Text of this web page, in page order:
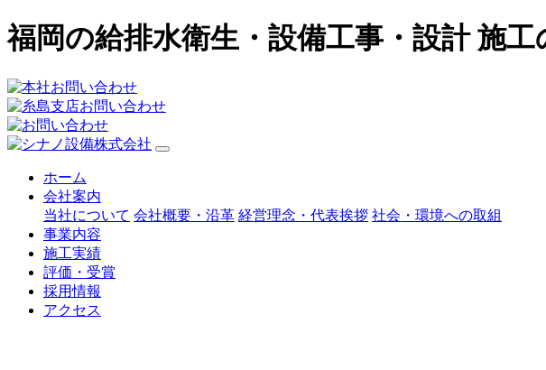
福岡の給排水衛生・設備工事・設計 施
ホーム
会社案内
当社について 会社概要・沿革 経営理念・代表挨拶 社会・環境への取組
事業内容
施工実績
評価・受賞
採用情報
アクセス